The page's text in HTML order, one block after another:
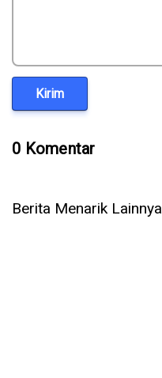
Kirim
0 Komentar
Berita Menarik Lainnya